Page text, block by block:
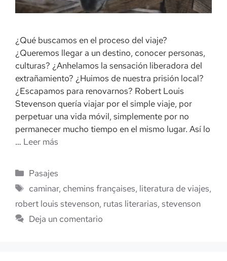
¿Qué buscamos en el proceso del viaje?
¿Queremos llegar a un destino, conocer personas,
culturas? ¿Anhelamos la sensación liberadora del
extrañamiento? ¿Huimos de nuestra prisión local?
¿Escapamos para renovarnos? Robert Louis
Stevenson quería viajar por el simple viaje, por
perpetuar una vida móvil, simplemente por no
permanecer mucho tiempo en el mismo lugar. Así lo
… Leer más
Categorías
Pasajes
Etiquetas
caminar, chemins françaises, literatura de viajes,
robert louis stevenson, rutas literarias, stevenson
Deja un comentario